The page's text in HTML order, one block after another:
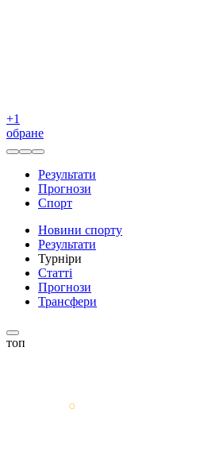
+1
обране
Результати
Прогнози
Спорт
Новини спорту
Результати
Турніри
Статті
Прогнози
Трансфери
топ